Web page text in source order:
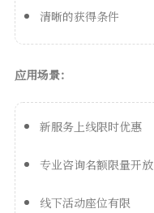
清晰的获得条件
应用场景：
新服务上线限时优惠
专业咨询名额限量开放
线下活动座位有限